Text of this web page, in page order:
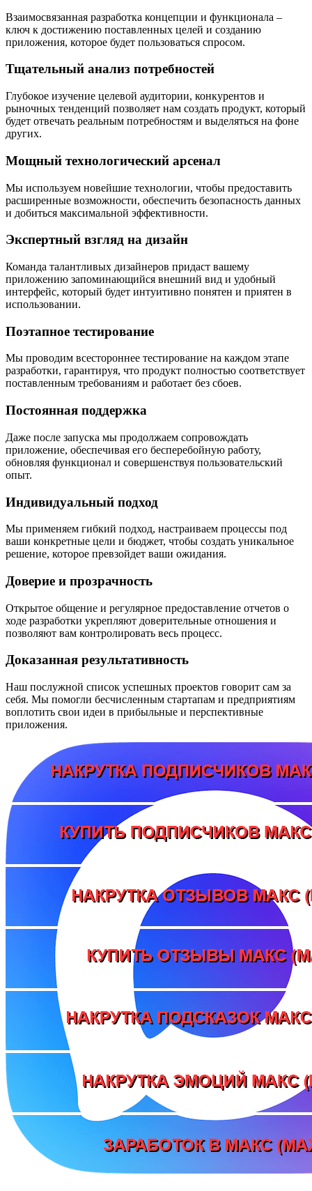
Взаимосвязанная разработка концепции и функционала –
ключ к достижению поставленных целей и созданию
приложения, которое будет пользоваться спросом.
Тщательный анализ потребностей
Глубокое изучение целевой аудитории, конкурентов и
рыночных тенденций позволяет нам создать продукт, который
будет отвечать реальным потребностям и выделяться на фоне
других.
Мощный технологический арсенал
Мы используем новейшие технологии, чтобы предоставить
расширенные возможности, обеспечить безопасность данных
и добиться максимальной эффективности.
Экспертный взгляд на дизайн
Команда талантливых дизайнеров придаст вашему
приложению запоминающийся внешний вид и удобный
интерфейс, который будет интуитивно понятен и приятен в
использовании.
Поэтапное тестирование
Мы проводим всестороннее тестирование на каждом этапе
разработки, гарантируя, что продукт полностью соответствует
поставленным требованиям и работает без сбоев.
Постоянная поддержка
Даже после запуска мы продолжаем сопровождать
приложение, обеспечивая его бесперебойную работу,
обновляя функционал и совершенствуя пользовательский
опыт.
Индивидуальный подход
Мы применяем гибкий подход, настраиваем процессы под
ваши конкретные цели и бюджет, чтобы создать уникальное
решение, которое превзойдет ваши ожидания.
Доверие и прозрачность
Открытое общение и регулярное предоставление отчетов о
ходе разработки укрепляют доверительные отношения и
позволяют вам контролировать весь процесс.
Доказанная результативность
Наш послужной список успешных проектов говорит сам за
себя. Мы помогли бесчисленным стартапам и предприятиям
воплотить свои идеи в прибыльные и перспективные
приложения.